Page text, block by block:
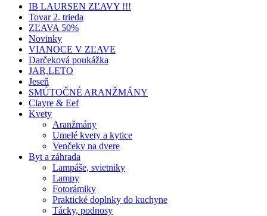
IB LAURSEN ZĽAVY !!!
Tovar 2. trieda
ZĽAVA 50%
Novinky
VIANOCE V ZĽAVE
Darčeková poukážka
JAR,LETO
Jeseň
SMÚTOČNÉ ARANŽMÁNY
Clayre & Eef
Kvety
Aranžmány
Umelé kvety a kytice
Venčeky na dvere
Byt a záhrada
Lampáše, svietniky
Lampy
Fotorámiky
Praktické doplnky do kuchyne
Tácky, podnosy